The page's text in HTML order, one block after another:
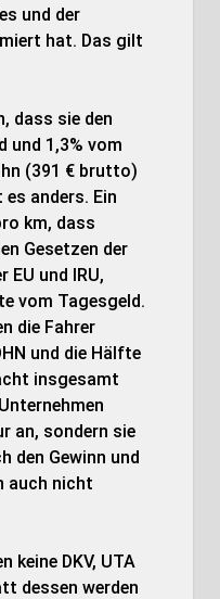
und der
hat. Das gilt
dass sie den
und 1,3% vom
(391 € brutto)
anders. Ein
km, dass
Gesetzen der
EU und IRU,
vom Tagesgeld.
die Fahrer
und die Hälfte
insgesamt
an, sondern sie
den Gewinn und
auch nicht
keine DKV, UTA
dessen werden